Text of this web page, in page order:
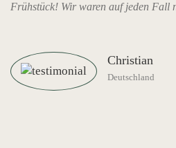
Frühstück! Wir waren auf jeden Fall
Christian
Deutschland